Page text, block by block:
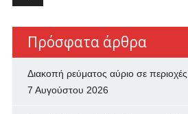
Πρόσφατα άρθρα
Διακοπή ρεύματος αύριο σε
7 Αυγούστου 2026